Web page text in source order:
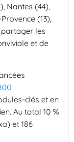
Nantes (44),
(13),
partager les
et de
clés et en
Au total 10 %
et 186